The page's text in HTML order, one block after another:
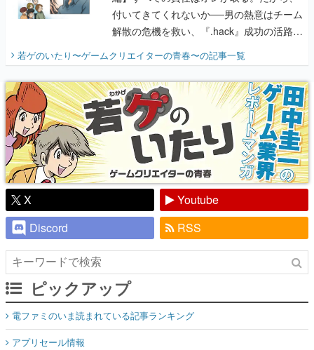
付いてきてくれないか──男の熱意はチーム
解散の危機を救い、『.hack』成功の活路を
開く。業界の快男児・松山 洋に流れる血は
『少年ジャンプ』色だった【若ゲのいた
り】
若ゲのいたり〜ゲームクリエイターの青春〜の記事一覧
X
Youtube
Discord
RSS
ピックアップ
電ファミのいま読まれている記事ランキング
アプリセール情報